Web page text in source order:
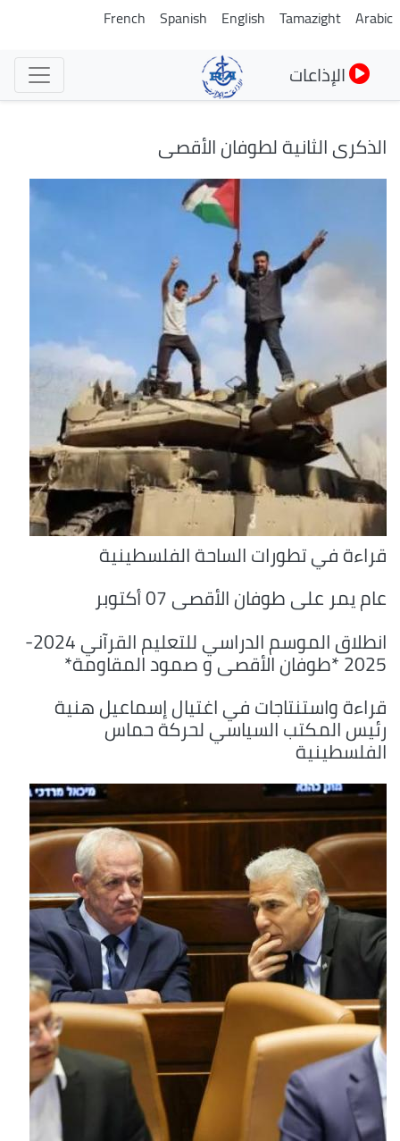
تجاوز
Arabic
Tamazight
English
Spanish
French
الإذاعات
الذكرى الثانية لطوفان الأقصى
قراءة في تطورات الساحة الفلسطينية
عام يمر على طوفان الأقصى 07 أكتوبر
انطلاق الموسم الدراسي للتعليم القرآني 2024-
2025 *طوفان الأقصى و صمود المقاومة*
قراءة واستنتاجات في اغتيال إسماعيل هنية
رئيس المكتب السياسي لحركة حماس
الفلسطينية